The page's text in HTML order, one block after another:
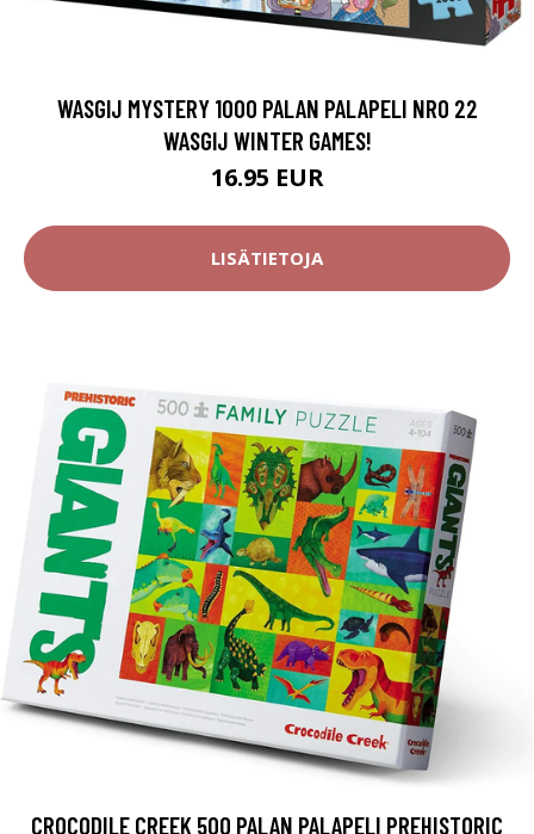
WASGIJ MYSTERY 1000 PALAN PALAPELI NRO 22
WASGIJ WINTER GAMES!
16.95 EUR
LISÄTIETOJA
CROCODILE CREEK 500 PALAN PALAPELI PREHISTORIC